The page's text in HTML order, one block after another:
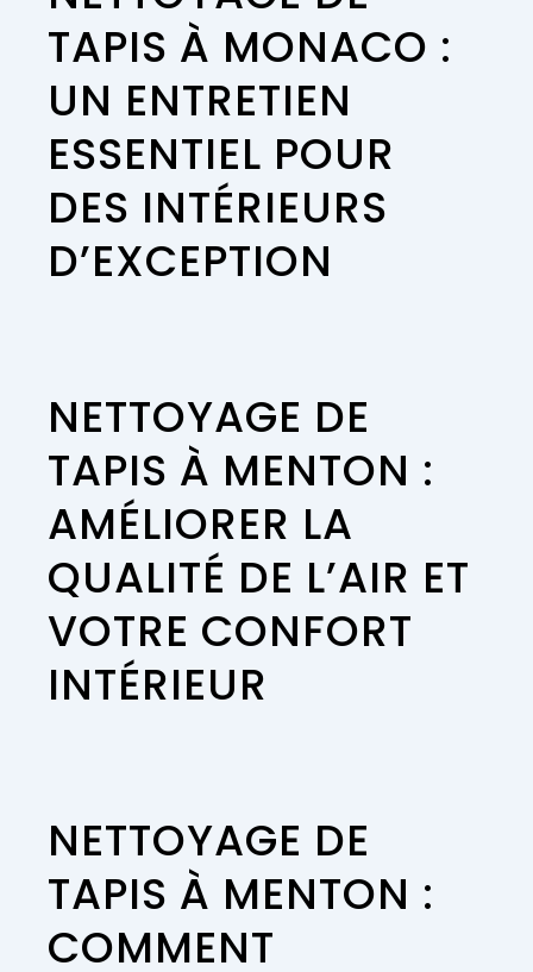
TAPIS À MONACO :
UN ENTRETIEN
ESSENTIEL POUR
DES INTÉRIEURS
D’EXCEPTION
NETTOYAGE DE
TAPIS À MENTON :
AMÉLIORER LA
QUALITÉ DE L’AIR ET
VOTRE CONFORT
INTÉRIEUR
NETTOYAGE DE
TAPIS À MENTON :
COMMENT